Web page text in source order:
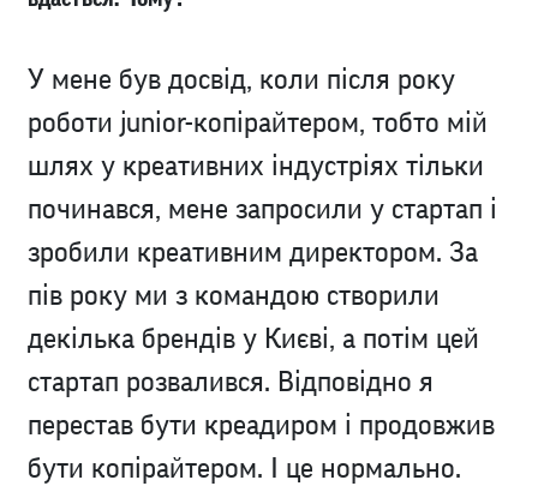
У мене був досвід, коли після року
роботи junior-копірайтером, тобто мій
шлях у креативних індустріях тільки
починався, мене запросили у стартап і
зробили креативним директором. За
пів року ми з командою створили
декілька брендів у Києві, а потім цей
стартап розвалився. Відповідно я
перестав бути креадиром і продовжив
бути копірайтером. І це нормально.